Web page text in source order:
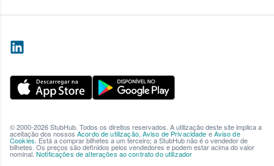
© 2000-2026 StubHub. Todos os direitos reservados. A utilização deste site implica a
aceitação dos nossos Acordo de utilização, Aviso de Privacidade eAviso de
Cookies. Está a comprar bilhetes a um terceiro; a StubHub não é o vendedor de
bilhetes. Os preços são definidos pelos vendedores e podem estar acima do valor
nominal. Notificações de alterações ao contrato do utilizador